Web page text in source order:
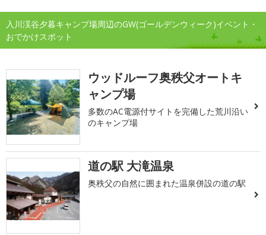
入川渓谷夕暮キャンプ場周辺のGW(ゴールデンウィーク)イベント・
おでかけスポット
ウッドルーフ奥秩父オートキ
ャンプ場
多数のAC電源付サイトを完備した荒川沿い
のキャンプ場
道の駅 大滝温泉
奥秩父の自然に囲まれた温泉併設の道の駅